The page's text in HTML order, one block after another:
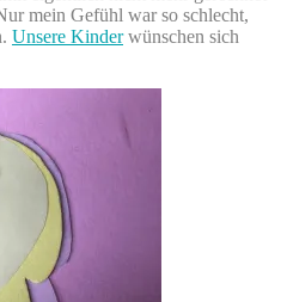
mein Gefühl war so schlecht,
Unsere Kinderwünschen sich